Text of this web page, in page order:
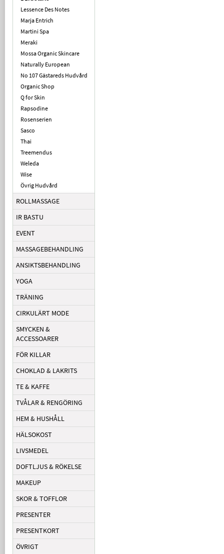
Lessence Des Notes
Marja Entrich
Martini Spa
Meraki
Mossa Organic Skincare
Naturally European
No 107 Gästareds Hudvård
Organic Shop
Q for Skin
Rapsodine
Rosenserien
Sasco
Thai
Treemendus
Weleda
Wise
Övrig Hudvård
ROLLMASSAGE
IR BASTU
EVENT
MASSAGEBEHANDLING
ANSIKTSBEHANDLING
YOGA
TRÄNING
CIRKULÄRT MODE
SMYCKEN &
ACCESSOARER
FÖR KILLAR
CHOKLAD & LAKRITS
TE & KAFFE
TVÅLAR & RENGÖRING
HEM & HUSHÅLL
HÄLSOKOST
LIVSMEDEL
DOFTLJUS & RÖKELSE
MAKEUP
SKOR & TOFFLOR
PRESENTER
PRESENTKORT
ÖVRIGT